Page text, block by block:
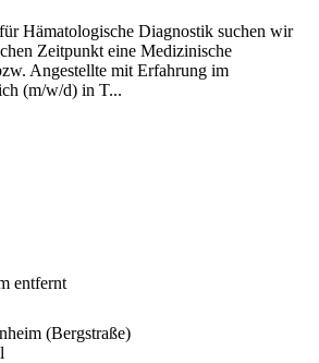
Hämatologische Diagnostik suchen wir
Zeitpunkt eine Medizinische
Angestellte mit Erfahrung im
(m/w/d) in T...
entfernt
(Bergstraße)